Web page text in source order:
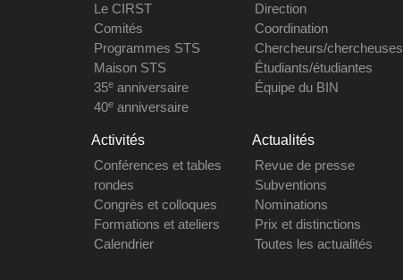
Le CIRST
Comités
Programmes STS
Maison STS
35eanniversaire
40eanniversaire
Direction
Coordination
Chercheurs/chercheuses
Étudiants/étudiantes
Équipe du BIN
Activités
Conférences et tables
rondes
Congrès et colloques
Formations et ateliers
Calendrier
Actualités
Revue de presse
Subventions
Nominations
Prix et distinctions
Toutes les actualités